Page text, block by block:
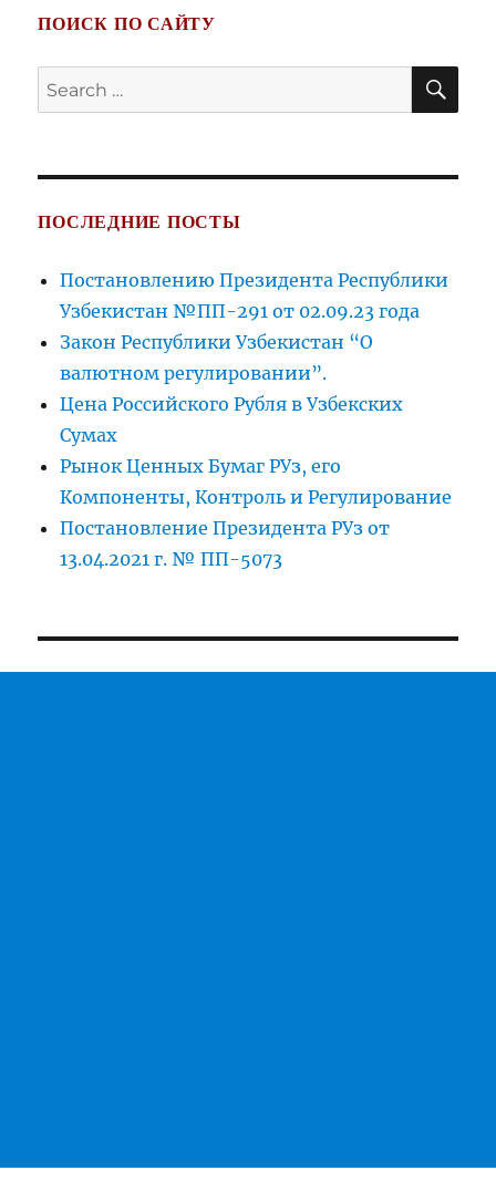
ПОИСК ПО САЙТУ
Search
for:
ПОСЛЕДНИЕ ПОСТЫ
Постановлению Президента Республики
Узбекистан №ПП-291 от 02.09.23 года
Закон Республики Узбекистан “О
валютном регулировании”.
Цена Российского Рубля в Узбекских
Сумах
Рынок Ценных Бумаг РУз, его
Компоненты, Контроль и Регулирование
Постановление Президента РУз от
13.04.2021 г. № ПП-5073